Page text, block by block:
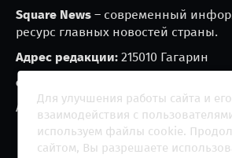
Square News – современный
ресурс главных новостей страны.
Адрес редакции: 215010 Гагарин
e-mail:
Агрегатор новостей «Square news»
Для улучшения работы сайта и его
взаимодействия с
используем файлы cookie.
сайтом, Вы разрешаете